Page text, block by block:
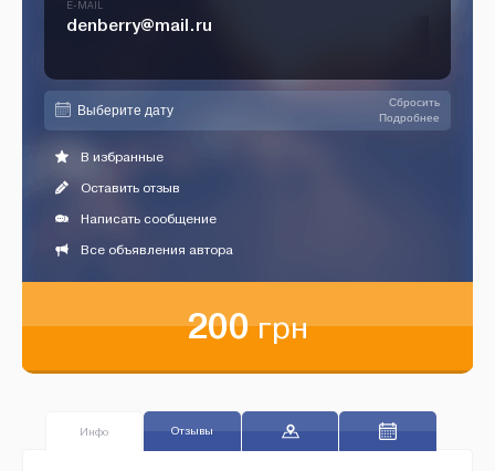
E-MAIL
denberry@mail.ru
Сбросить
Подробнее
В избранные
Оставить отзыв
Написать сообщение
Все объявления автора
200грн
Инфо Отзывы